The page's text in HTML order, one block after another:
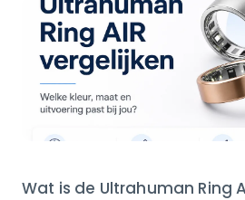
Wat is de Ultrahuman Ring